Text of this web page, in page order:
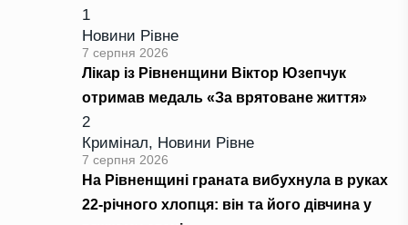
1
Новини Рівне
7 серпня 2026
Лікар із Рівненщини Віктор Юзепчук
отримав медаль «За врятоване життя»
2
Кримінал, Новини Рівне
7 серпня 2026
На Рівненщині граната вибухнула в руках
22-річного хлопця: він та його дівчина у